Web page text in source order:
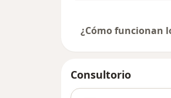
¿Cómo funcionan
Consultorio